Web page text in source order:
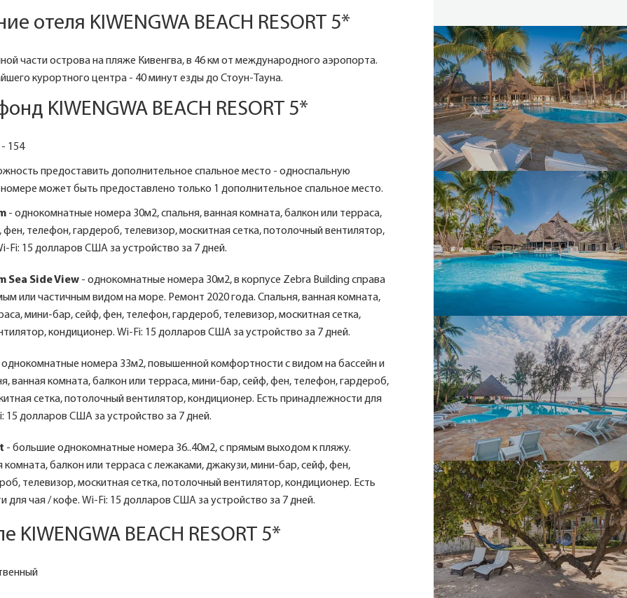
отеля KIWENGWA BEACH RESORT 5*
части острова на пляже Кивенгва, в 46 км от международного аэропорта.
курортного центра - 40 минут езды до Стоун-Тауна.
KIWENGWA BEACH RESORT 5*
154
предоставить дополнительное спальное место - односпальную
может быть предоставлено только 1 дополнительное спальное место.
- однокомнатные номера 30м2, спальня, ванная комната, балкон или терраса,
телефон, гардероб, телевизор, москитная сетка, потолочный вентилятор,
Fi: 15 долларов США за устройство за 7 дней.
Sea Side View - однокомнатные номера 30м2, в корпусе Zebra Building справа
или частичным видом на море. Ремонт 2020 года. Спальня, ванная комната,
мини-бар, сейф, фен, телефон, гардероб, телевизор, москитная сетка,
кондиционер. Wi-Fi: 15 долларов США за устройство за 7 дней.
однокомнатные номера 33м2, повышенной комфортности с видом на бассейн и
ванная комната, балкон или терраса, мини-бар, сейф, фен, телефон, гардероб,
сетка, потолочный вентилятор, кондиционер. Есть принадлежности для
15 долларов США за устройство за 7 дней.
- большие однокомнатные номера 36..40м2, с прямым выходом к пляжу.
комната, балкон или терраса с лежаками, джакузи, мини-бар, сейф, фен,
телевизор, москитная сетка, потолочный вентилятор, кондиционер. Есть
для чая / кофе. Wi-Fi: 15 долларов США за устройство за 7 дней.
KIWENGWA BEACH RESORT 5*